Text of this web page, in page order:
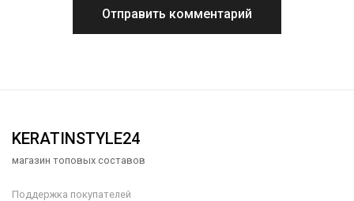
KERATINSTYLE24
магазин топовых составов
Поддержка покупателей